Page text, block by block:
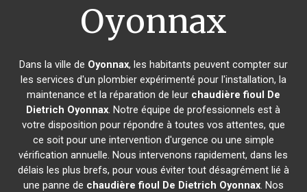
Oyonnax
Dans la ville de Oyonnax, les habitants peuvent compter sur
les services d'un plombier expérimenté pour l'installation, la
maintenance et la réparation de leur chaudière fioul De
Dietrich Oyonnax. Notre équipe de professionnels est à
votre disposition pour répondre à toutes vos attentes, que
ce soit pour une intervention d'urgence ou une simple
vérification annuelle. Nous intervenons rapidement, dans les
délais les plus brefs, pour vous éviter tout désagrément lié à
une panne de chaudière fioul De Dietrich Oyonnax. Nos